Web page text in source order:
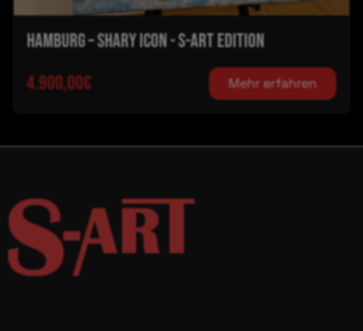
HAMBURG – SHARY ICON - S-Art Edition
4.900,00€
Mehr erfahren